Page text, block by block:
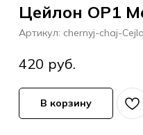
Цейлон OP1
Артикул: chernyj-chaj-
420 руб.
В корзину